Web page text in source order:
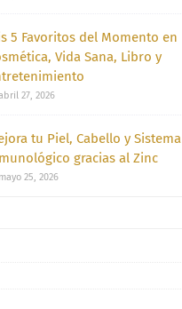
5 Favoritos del Momento en
Vida Sana, Libro y
27, 2026
tu Piel, Cabello y Sistema
gracias al Zinc
mayo 25, 2026